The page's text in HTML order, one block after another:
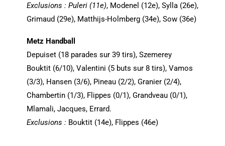
Exclusions : Puleri (11e), Modenel (12e), Sylla (26e),
Grimaud (29e), Matthijs-Holmberg (34e), Sow (36e)
Metz Handball
Depuiset (18 parades sur 39 tirs), Szemerey
Bouktit (6/10), Valentini (5 buts sur 8 tirs), Vamos
(3/3), Hansen (3/6), Pineau (2/2), Granier (2/4),
Chambertin (1/3), Flippes (0/1), Grandveau (0/1),
Mlamali, Jacques, Errard.
Exclusions : Bouktit (14e), Flippes (46e)